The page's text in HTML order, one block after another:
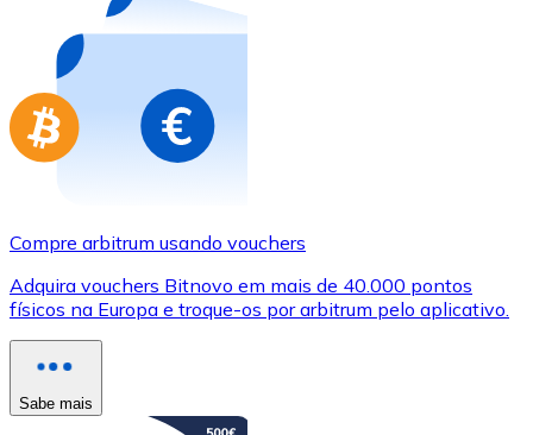
Compre cartões-presente das suas marcas favoritas
Ir para a loja de cartões-presente
Compre arbitrum usando vouchers
Adquira vouchers Bitnovo em mais de 40.000 pontos
físicos na Europa e troque-os por arbitrum pelo aplicativo.
Sabe mais